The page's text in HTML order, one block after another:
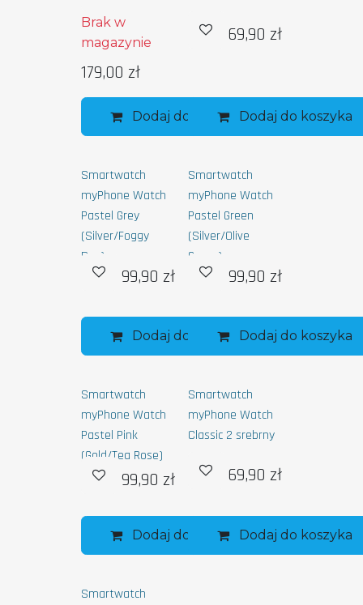
Brak w
magazynie
179,00 zł
Dodaj do koszyka
69,90 zł
Dodaj do koszyka
Smartwatch
myPhone Watch
Pastel Grey
(Silver/Foggy
Day)
99,90 zł
Dodaj do koszyka
Smartwatch
myPhone Watch
Pastel Green
(Silver/Olive
Green)
99,90 zł
Dodaj do koszyka
Smartwatch
myPhone Watch
Pastel Pink
(Gold/Tea Rose)
99,90 zł
Dodaj do koszyka
Smartwatch
myPhone Watch
Classic 2 srebrny
69,90 zł
Dodaj do koszyka
Smartwatch